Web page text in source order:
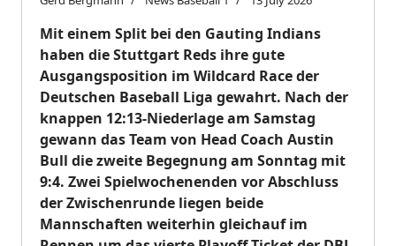
Mit einem Split bei den Gauting Indians
haben die Stuttgart Reds ihre gute
Ausgangsposition im Wildcard Race der
Deutschen Baseball Liga gewahrt. Nach der
knappen 12:13-Niederlage am Samstag
gewann das Team von Head Coach Austin
Bull die zweite Begegnung am Sonntag mit
9:4. Zwei Spielwochenenden vor Abschluss
der Zwischenrunde liegen beide
Mannschaften weiterhin gleichauf im